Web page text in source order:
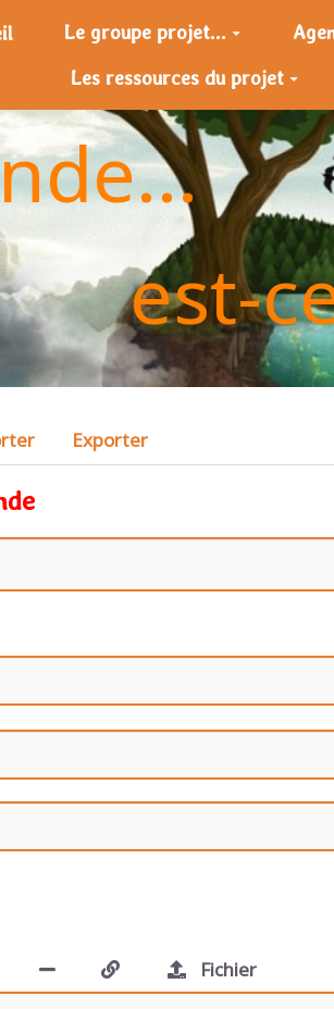
Le groupe projet...
Les ressources du projet
est-
Exporter
Fichier